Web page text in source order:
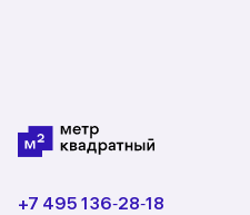
+7 495 136‑28‑18